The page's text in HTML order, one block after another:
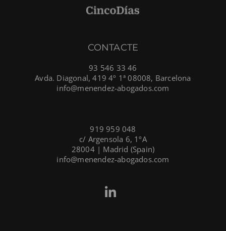
CONTACTE
93 546 33 46
Avda. Diagonal, 419 4º 1ª 08008, Barcelona
info@menendez-abogados.com
919 959 048
c/ Argensola 6, 1ºA
28004 | Madrid (Spain)
info@menendez-abogados.com